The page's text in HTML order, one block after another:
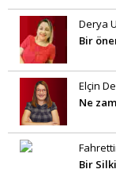
Derya
Bir
Elçin
Ne
Bir